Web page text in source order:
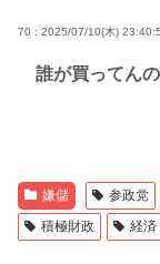
70 : 2025/07/10(木)
誰が買ってん
嫌儲 参政党
積極財政
経済